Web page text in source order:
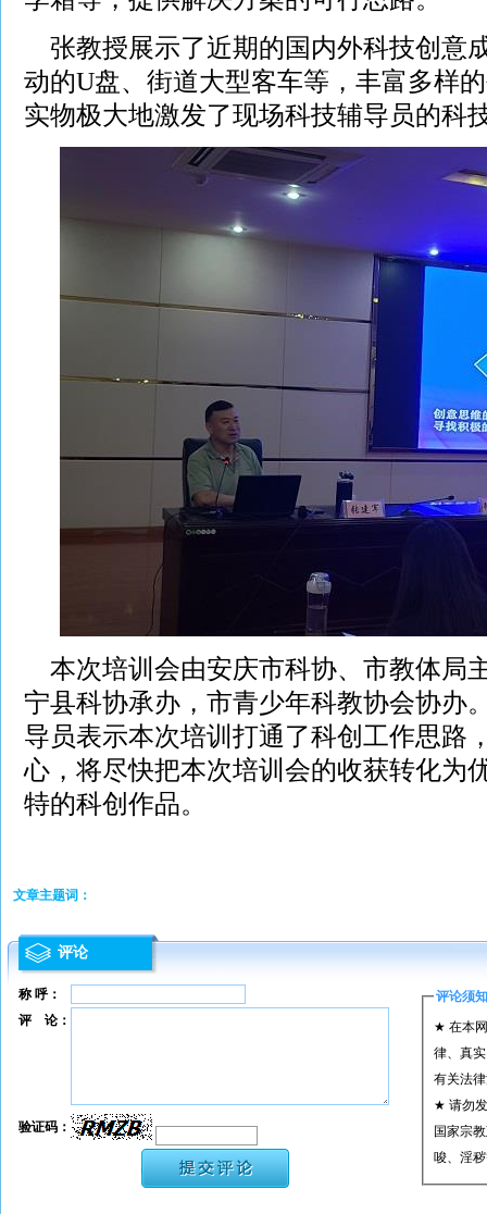
张教授展示了近期的国内外科技创意
动的U盘、街道大型客车等，丰富多样
实物极大地激发了现场科技辅导员的科
本次培训会由安庆市科协、市教体局
宁县科协承办，市青少年科教协会协办
导员表示本次培训打通了科创工作思路
心，将尽快把本次培训会的收获转化为
特的科创作品。
文章主题词：
评论
称 呼： 评论须知
★ 在本
律、真
有关法
★ 请勿
国家宗
唆、淫
★ 承担
评 论：
验证码：